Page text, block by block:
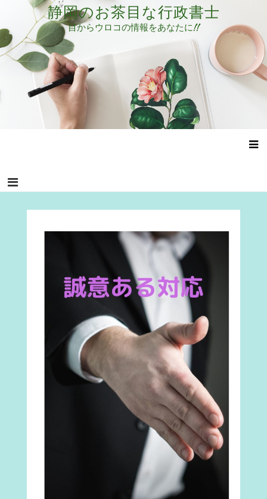
テ
ン
ツ
キ
静岡のお茶目な行政書士
目からウロコの情報をあなたに!!